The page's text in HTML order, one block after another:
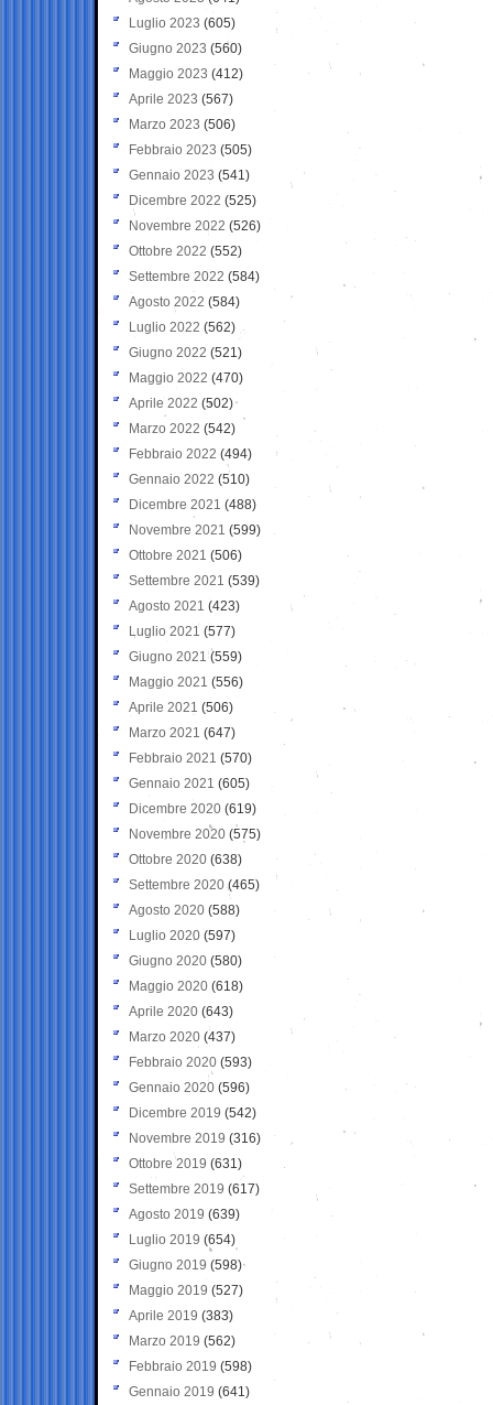
Luglio 2023 (605)
Giugno 2023 (560)
Maggio 2023 (412)
Aprile 2023 (567)
Marzo 2023 (506)
Febbraio 2023 (505)
Gennaio 2023 (541)
Dicembre 2022 (525)
Novembre 2022 (526)
Ottobre 2022 (552)
Settembre 2022 (584)
Agosto 2022 (584)
Luglio 2022 (562)
Giugno 2022 (521)
Maggio 2022 (470)
Aprile 2022 (502)
Marzo 2022 (542)
Febbraio 2022 (494)
Gennaio 2022 (510)
Dicembre 2021 (488)
Novembre 2021 (599)
Ottobre 2021 (506)
Settembre 2021 (539)
Agosto 2021 (423)
Luglio 2021 (577)
Giugno 2021(559)
Maggio 2021 (556)
Aprile 2021 (506)
Marzo 2021 (647)
Febbraio 2021 (570)
Gennaio 2021 (605)
Dicembre 2020 (619)
Novembre 2020 (575)
Ottobre 2020 (638)
Settembre 2020(465)
Agosto 2020 (588)
Luglio 2020 (597)
Giugno 2020 (580)
Maggio 2020 (618)
Aprile 2020 (643)
Marzo 2020 (437)
Febbraio 2020 (593)
Gennaio 2020 (596)
Dicembre 2019 (542)
Novembre 2019 (316)
Ottobre 2019 (631)
Settembre 2019 (617)
Agosto 2019 (639)
Luglio 2019 (654)
Giugno 2019 (598)
Maggio 2019 (527)
Aprile 2019 (383)
Marzo 2019 (562)
Febbraio 2019 (598)
Gennaio 2019 (641)